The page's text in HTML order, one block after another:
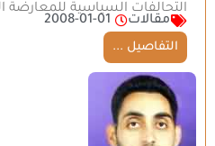
التحالفات السياسية للمعارضة
مقالات
2008-01-01
التفاصيل ...